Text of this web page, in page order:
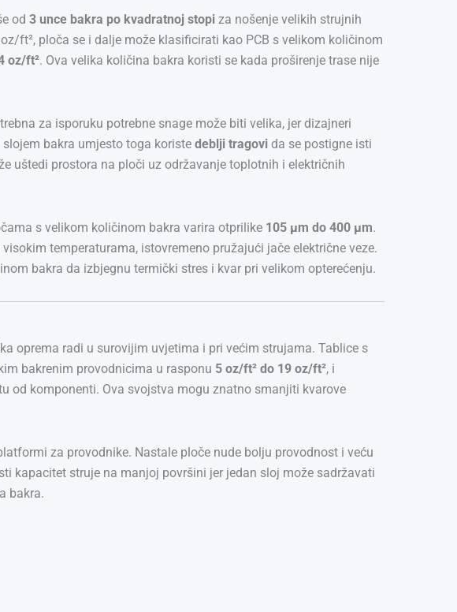
od3 unce bakra po kvadratnoj stopi za nošenje velikih strujnih
ft², ploča se i dalje može klasificirati kao PCB s velikom količinom
oz/ft². Ova velika količina bakra koristi se kada proširenje trase nije
za isporuku potrebne snage može biti velika, jer dizajneri
slojem bakra umjesto toga koristedeblji tragovi da se postigne isti
uštedi prostora na ploči uz održavanje toplotnih i električnih
s velikom količinom bakra varira otprilike 105 µm do 400 µm.
temperaturama, istovremeno pružajući jače električne veze.
bakra da izbjegnu termički stres i kvar pri velikom opterećenju.
oprema radi u surovijim uvjetima i pri većim strujama. Tablice s
bakrenim provodnicima u rasponu 5 oz/ft² do 19 oz/ft², i
od komponenti. Ova svojstva mogu znatno smanjiti kvarove
za provodnike. Nastale ploče nude bolju provodnost i veću
kapacitet struje na manjoj površini jer jedan sloj može sadržavati
bakra.